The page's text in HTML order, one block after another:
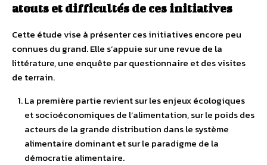
atouts et difficultés de ces initiatives
Cette étude vise à présenter ces initiatives encore peu
connues du grand. Elle s’appuie sur une revue de la
littérature, une enquête par questionnaire et des visites
de terrain.
La première partie revient sur les enjeux écologiques
et socioéconomiques de l’alimentation, sur le poids des
acteurs de la grande distribution dans le système
alimentaire dominant et sur le paradigme de la
démocratie alimentaire.